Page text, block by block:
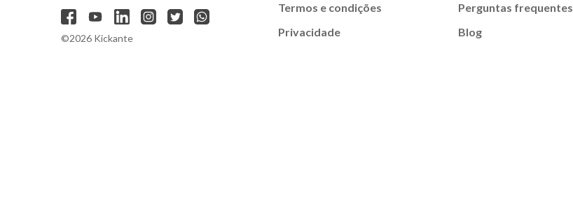
©2026 Kickante
Termos e condições
Privacidade
Perguntas frequentes
Blog